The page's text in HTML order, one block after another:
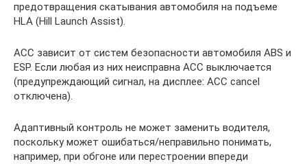
предотвращения скатывания автомобиля на подъеме
HLA (Hill Launch Assist).
АСС зависит от систем безопасности автомобиля ABS и
ESP. Если любая из них неисправна АСС выключается
(предупреждающий сигнал, на дисплее: АСС cancel
отключена).
Адаптивный контроль не может заменить водителя,
поскольку может ошибаться/неправильно понимать,
например, при обгоне или перестроении впереди